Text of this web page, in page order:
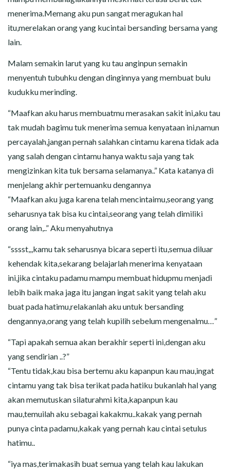
menerima.Memang aku pun sangat meragukan hal
itu,merelakan orang yang kucintai bersanding bersama yang
lain.
Malam semakin larut yang ku tau anginpun semakin
menyentuh tubuhku dengan dinginnya yang membuat bulu
kudukku merinding.
“Maafkan aku harus membuatmu merasakan sakit ini,aku tau
tak mudah bagimu tuk menerima semua kenyataan ini,namun
percayalah,jangan pernah salahkan cintamu karena tidak ada
yang salah dengan cintamu hanya waktu saja yang tak
mengizinkan kita tuk bersama selamanya..” Kata katanya di
menjelang akhir pertemuanku dengannya
“Maafkan aku juga karena telah mencintaimu,seorang yang
seharusnya tak bisa ku cintai,seorang yang telah dimiliki
orang lain,..” Aku menyahutnya
“sssst,,,kamu tak seharusnya bicara seperti itu,semua diluar
kehendak kita,sekarang belajarlah menerima kenyataan
ini,jika cintaku padamu mampu membuat hidupmu menjadi
lebih baik maka jaga itu jangan ingat sakit yang telah aku
buat pada hatimu,relakanlah aku untuk bersanding
dengannya,orang yang telah kupilih sebelum mengenalmu…”
“Tapi apakah semua akan berakhir seperti ini,dengan aku
yang sendirian ..?”
“Tentu tidak,kau bisa bertemu aku kapanpun kau mau,ingat
cintamu yang tak bisa terikat pada hatiku bukanlah hal yang
akan memutuskan silaturahmi kita,kapanpun kau
mau,temuilah aku sebagai kakakmu..kakak yang pernah
punya cinta padamu,kakak yang pernah kau cintai setulus
hatimu..
“iya mas,terimakasih buat semua yang telah kau lakukan